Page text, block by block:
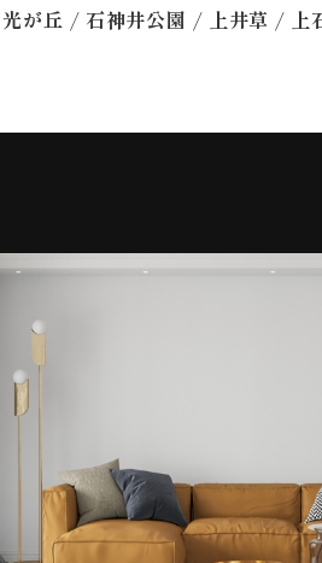
光が丘 / 石神井公園 / 上井草 / 上